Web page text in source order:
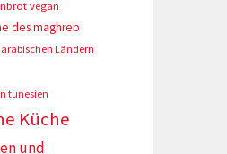
vegan
des maghreb
Ländern
tunesien
Küche
und